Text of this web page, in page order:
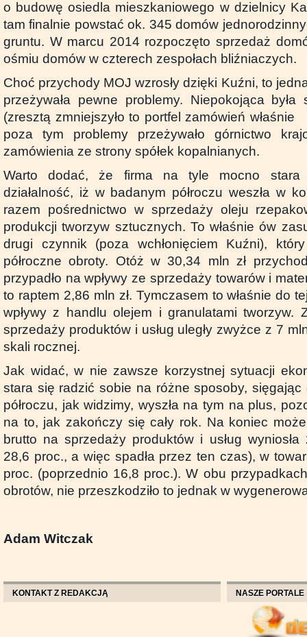
o budowę osiedla mieszkaniowego w dzielnicy
tam finalnie powstać ok. 345 domów
gruntu. W marcu 2014 rozpoczęto sprzedaż
ośmiu domów w czterech zespołach bliźniaczych.
Choć przychody MOJ wzrosły dzięki Kuźni, to
przeżywała pewne problemy. Niepokojąca
(zresztą zmniejszyło to portfel zamówień
poza tym problemy przeżywało górnictwo
zamówienia ze strony spółek kopalnianych.
Warto dodać, że firma na tyle mocno stara
działalność, iż w badanym półroczu weszła w
razem pośrednictwo w sprzedaży oleju
produkcji tworzyw sztucznych. To właśnie ów
drugi czynnik (poza wchłonięciem Kuźni),
półroczne obroty. Otóż w 30,34 mln zł
przypadło na wpływy ze sprzedaży towarów i
to raptem 2,86 mln zł. Tymczasem to właśnie do
wpływy z handlu olejem i granulatami tworzyw.
sprzedaży produktów i usług uległy zwyżce z 7
skali rocznej.
Jak widać, w nie zawsze korzystnej sytuacji
stara się radzić sobie na różne sposoby,
półroczu, jak widzimy, wyszła na tym na plus,
na to, jak zakończy się cały rok. Na koniec
brutto na sprzedaży produktów i usług
28,6 proc., a więc spadła przez ten czas), w
proc. (poprzednio 16,8 proc.). W obu
obrotów, nie przeszkodziło to jednak w
Adam Witczak
KONTAKT Z REDAKCJĄ NASZE PORTALE